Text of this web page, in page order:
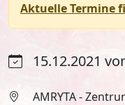
Aktuelle Termine
15.12.2021
AMRYTA -